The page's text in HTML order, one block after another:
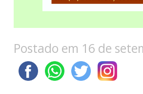
Postado em 16 de